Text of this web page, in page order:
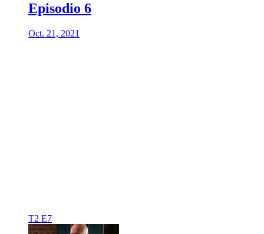
Episodio 6
Oct. 21, 2021
T2 E7